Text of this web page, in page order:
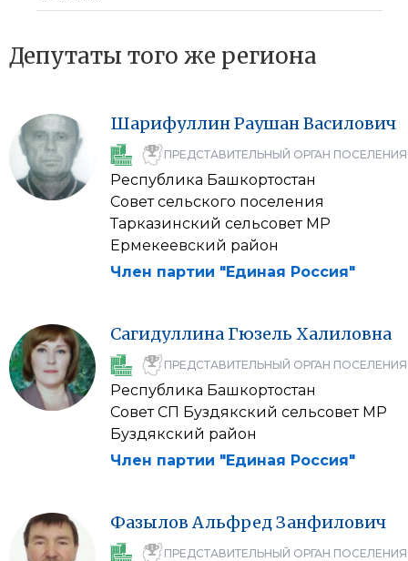
Депутаты того же региона
ШарифуллинРаушанВасилович
ПРЕДСТАВИТЕЛЬНЫЙ ОРГАН ПОСЕЛЕНИЯ
Республика Башкортостан
Совет сельского поселения
Тарказинский сельсовет МР
Ермекеевский район
Член партии "Единая Россия"
Сагидуллина Гюзель Халиловна
ПРЕДСТАВИТЕЛЬНЫЙ ОРГАН ПОСЕЛЕНИЯ
Республика Башкортостан
Совет СП Буздякский сельсовет МР
Буздякский район
Член партии "Единая Россия"
Фазылов АльфредЗанфилович
ПРЕДСТАВИТЕЛЬНЫЙ ОРГАН ПОСЕЛЕНИЯ